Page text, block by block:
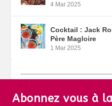
4 Mar 2025
Cocktail : Jack
Père Magloire
1 Mar 2025
Abonnez vous à